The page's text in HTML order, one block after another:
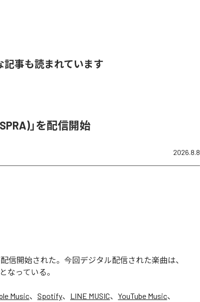
記事も読まれています
」を配信開始
2026.8.8
配信開始された。今回デジタル配信された楽曲は、
なっている。
Music、 Spotify、 LINE MUSIC、 YouTube Music、